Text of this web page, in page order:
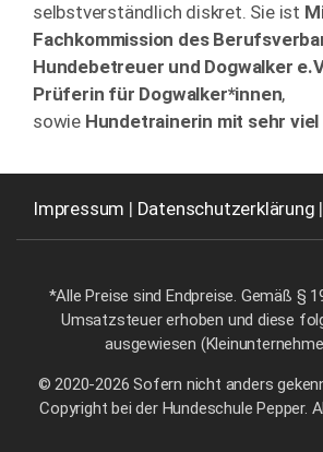
selbstverständlich diskret. Sie ist
Fachkommission des
Hundebetreuer und Dogwalker
Prüferin für Dogwalker*innen,
sowie Hundetrainerin mit sehr
Impressum | Datenschutzerklärung
*Alle Preise sind Endpreise. Gemäß §
Umsatzsteuer erhoben und diese
ausgewiesen
© 2020-2026 Sofern nicht anders
Copyright bei der Hundeschule Pepper.